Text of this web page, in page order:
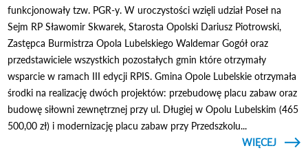
funkcjonowały tzw. PGR-y. W uroczystości wzięli udział Poseł na
Sejm RP Sławomir Skwarek, Starosta Opolski Dariusz Piotrowski,
Zastępca Burmistrza Opola Lubelskiego Waldemar Gogół oraz
przedstawiciele wszystkich pozostałych gmin które otrzymały
wsparcie w ramach III edycji RPIS. Gmina Opole Lubelskie otrzymała
środki na realizację dwóch projektów: przebudowę placu zabaw oraz
budowę siłowni zewnętrznej przy ul. Długiej w Opolu Lubelskim (465
500,00 zł) i modernizację placu zabaw przy Przedszkolu...
CZYTAJ
WIĘCEJ